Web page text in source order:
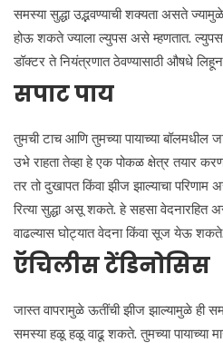
समस्या सुद्धा उद्भवण्याची शक्यता असते
होऊ शकते ज्याला ल्युपस असे म्हणतात.
डॉक्टर ते नियंत्रणात ठेवण्यासाठी औषधे
सपाट पाय
तुमची टाच आणि तुमच्या पायाच्या बॉलमधील
उभे राहता तेव्हा हे एक पोकळ क्षेत्र तयार
तर तो दुखापत किंवा झीज झाल्याचा
रित्या सुद्धा असू शकते. हे सहसा वेदनारहित
वाढल्यास घोट्यात वेदना किंवा सूज येऊ शकते.
ऍचिलीस टेंडिनोसिस
जास्त वापरामुळे ऊतींची झीज झाल्यामुळे ही
समस्या हळू हळू वाढू शकते. तुमच्या पायाच्या